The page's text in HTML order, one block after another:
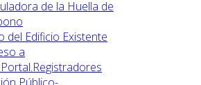
de la Huella de
del Edificio Existente
a